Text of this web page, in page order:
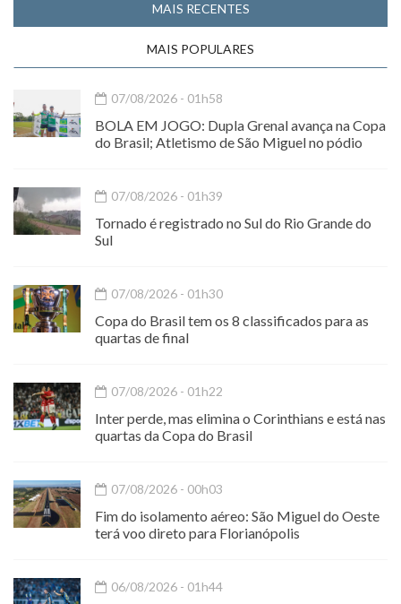
MAIS RECENTES
MAIS POPULARES
07/08/2026 - 01h58
BOLA EM JOGO: Dupla Grenal avança na Copa
do Brasil; Atletismo de São Miguel no pódio
07/08/2026 - 01h39
Tornado é registrado no Sul do Rio Grande do
Sul
07/08/2026 - 01h30
Copa do Brasil tem os 8 classificados para as
quartas de final
07/08/2026 - 01h22
Inter perde, mas elimina o Corinthians e está nas
quartas da Copa do Brasil
07/08/2026 - 00h03
Fim do isolamento aéreo: São Miguel do Oeste
terá voo direto para Florianópolis
06/08/2026 - 01h44